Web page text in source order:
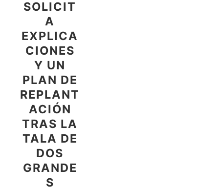
SOLICIT
A
EXPLICA
CIONES
Y UN
PLAN DE
REPLANT
ACIÓN
TRAS LA
TALA DE
DOS
GRANDE
S